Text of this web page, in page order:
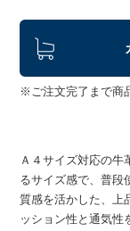
※ご注文完了まで商
Ａ４サイズ対応の牛
るサイズ感で、普段
質感を活かした、上
ッション性と通気性